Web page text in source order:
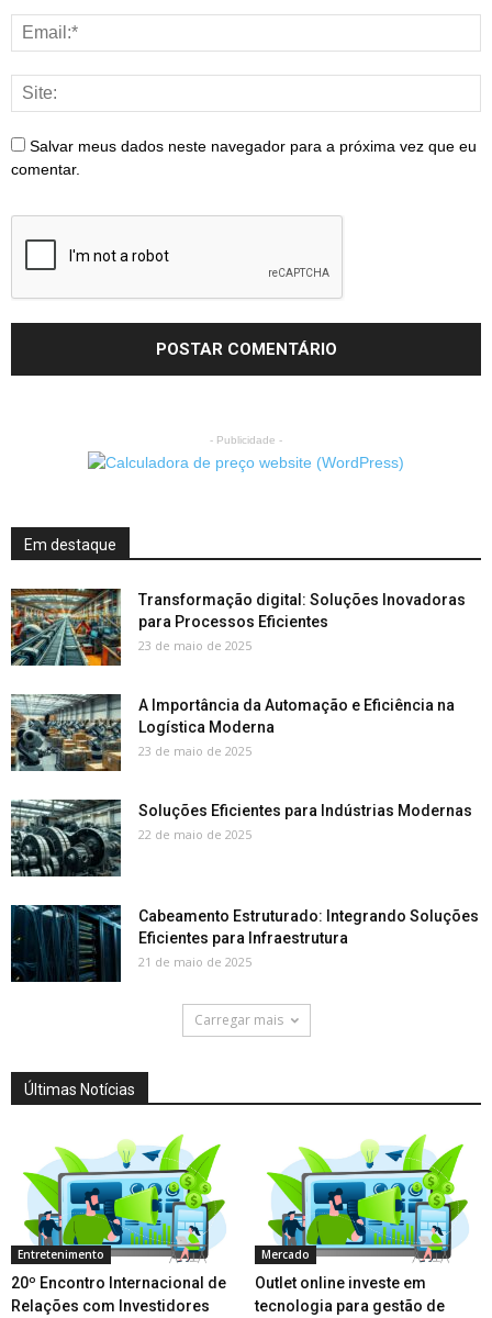
Salvar meus dados neste navegador para a próxima vez que eu
comentar.
- Publicidade -
Em destaque
Transformação digital: Soluções Inovadoras
para Processos Eficientes
23 de maio de 2025
A Importância da Automação e Eficiência na
Logística Moderna
23 de maio de 2025
Soluções Eficientes para Indústrias Modernas
22 de maio de 2025
Cabeamento Estruturado: Integrando Soluções
Eficientes para Infraestrutura
21 de maio de 2025
Carregar mais
Últimas Notícias
Entretenimento
20º Encontro Internacional de
Relações com Investidores
Mercado
Outlet online investe em
tecnologia para gestão de